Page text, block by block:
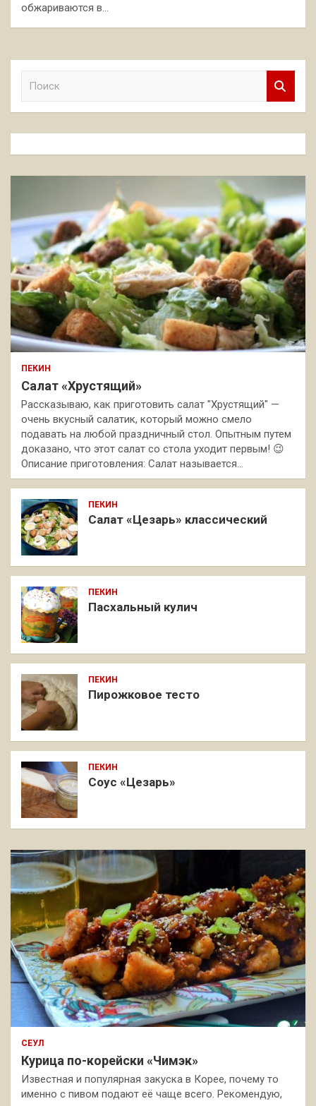
обжариваются в…
к
ПЕКИН
Салат «Хрустящий»
Рассказываю, как приготовить салат "Хрустящий" —
очень вкусный салатик, который можно смело
подавать на любой праздничный стол. Опытным путем
доказано, что этот салат со стола уходит первым! 😉
Описание приготовления: Салат называется…
ПЕКИН
Салат «Цезарь» классический
ПЕКИН
Пасхальный кулич
ПЕКИН
Пирожковое тесто
ПЕКИН
Соус «Цезарь»
СЕУЛ
Курица по-корейски «Чимэк»
Известная и популярная закуска в Корее, почему то
именно с пивом подают её чаще всего. Рекомендую,